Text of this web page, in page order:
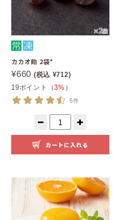
カカオ飴 2袋*
¥660 (税込 ¥712)
19ポイント（3% ）
5件
カートに入れる